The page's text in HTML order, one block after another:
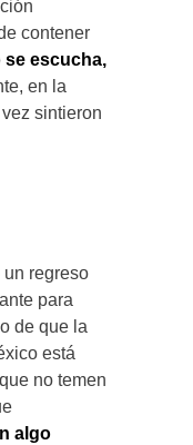
contener
se escucha,
en la
sintieron
un regreso
para
de que la
está
no temen
algo